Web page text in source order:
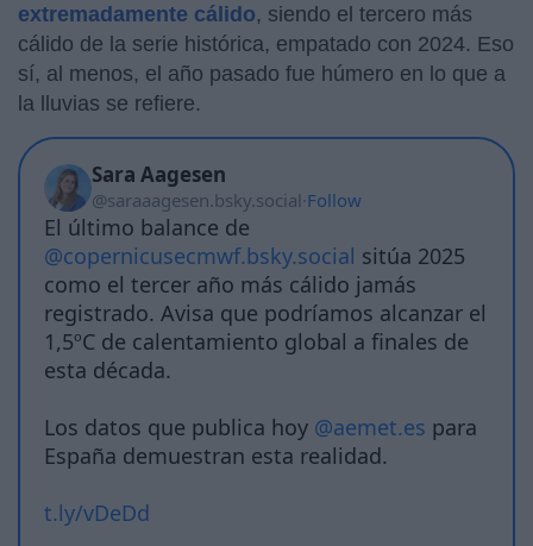
extremadamente cálido, siendo el tercero más
cálido de la serie histórica, empatado con 2024. Eso
sí, al menos, el año pasado fue húmero en lo que a
la lluvias se refiere.